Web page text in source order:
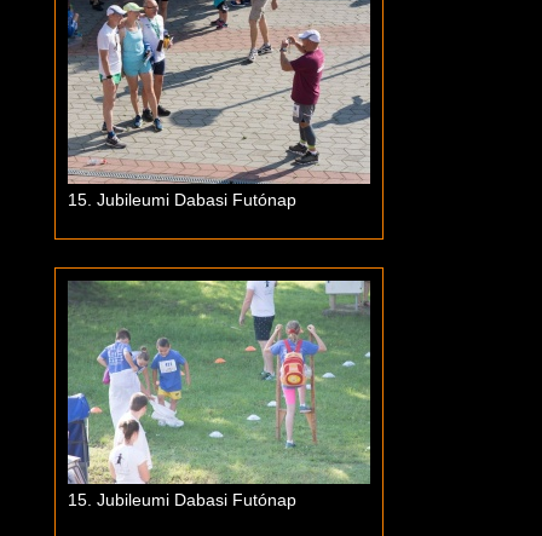
15. Jubileumi Dabasi Futónap
15. Jubileumi Dabasi Futónap